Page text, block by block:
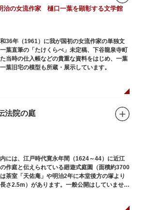
治の女流作家 樋口一葉を顕彰する文学館
36年（1961）に我が国初の女流作家の単独文
葉直筆の「たけくらべ」未定稿、下谷龍泉寺町
当時の仕入帳などの貴重な資料をはじめ、一葉
葉旧宅の模型も所蔵・展示しています。
法院の庭
には、江戸時代寛永年間（1624～44）に近江
作庭と伝えられている廻遊式庭園（面積約3700
茶室「天佑庵」や明治2年に本堂後方の塚より
さ2.5m）があります。一般公開はしていません
ことがあります。